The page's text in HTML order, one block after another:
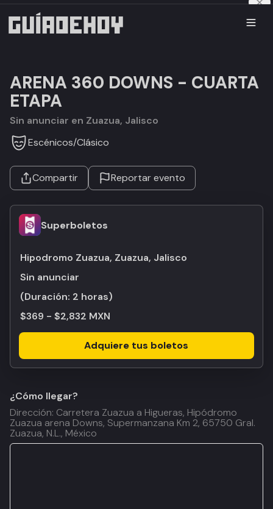
ARENA 360 DOWNS - CUARTA
ETAPA
Sin anunciar en Zuazua, Jalisco
Escénicos/Clásico
Compartir Reportar evento
Superboletos
Hipodromo Zuazua, Zuazua, Jalisco
Sin anunciar
(Duración: 2 horas)
$369 - $2,832 MXN
Adquiere tus boletos
¿Cómo llegar?
Dirección: Carretera Zuazua a Higueras, Hipódromo
Zuazua arena Downs, Supermanzana Km 2, 65750 Gral.
Zuazua, N.L., México